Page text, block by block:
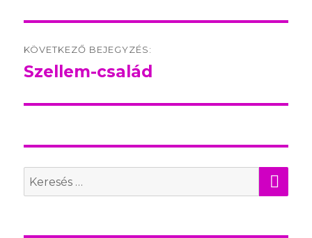
KÖVETKEZŐ BEJEGYZÉS:
Következő
Szellem-család
Search
for: